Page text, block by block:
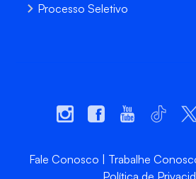
Processo Seletivo
Fale Conosco Trabalhe
Política de